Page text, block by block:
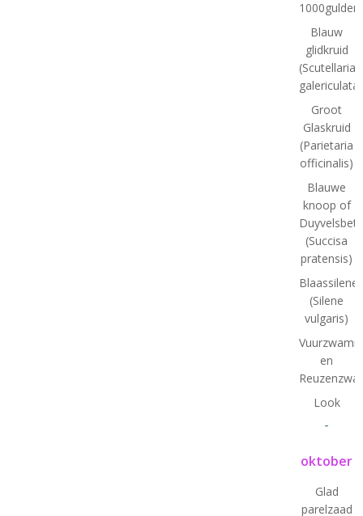
Blauw
glidkruid
(Scutellaria
galericulata)
Groot
Glaskruid
(Parietaria
officinalis)
Blauwe
knoop of
Duyvelsbete
(Succisa
pratensis)
Blaassilene
(Silene
vulgaris)
en
Look
-
oktober
Glad
parelzaad